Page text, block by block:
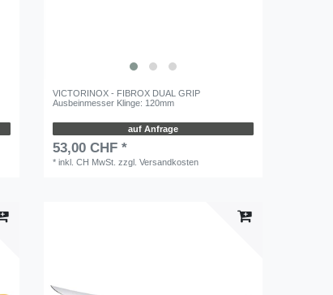
VICTORINOX - FIBROX DUAL GRIP
Ausbeinmesser Klinge: 120mm
auf Anfrage
53,00 CHF *
*inkl. CH MwSt. zzgl.Versandkosten